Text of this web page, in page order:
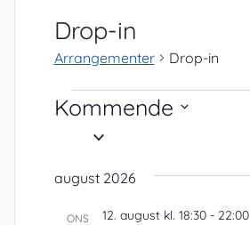
Drop-in
Arrangementer Drop-in
Arrangementer
Kommende
laugust 2026
ONS 12. august kl. 18:30- 22:00